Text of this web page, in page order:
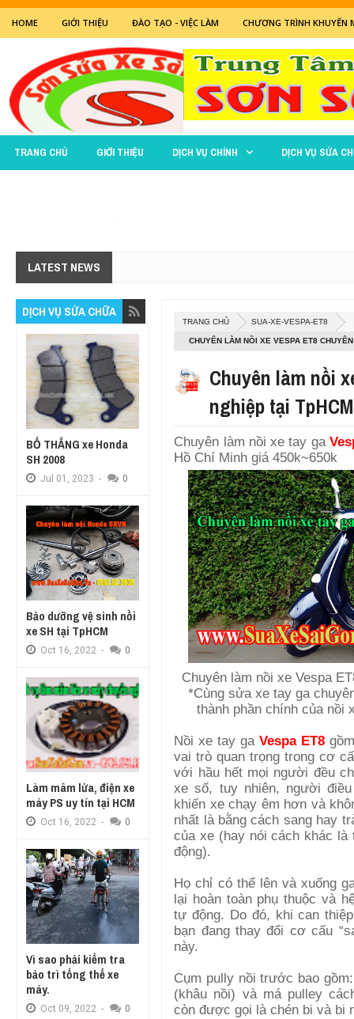
HOME GIỚI THIỆU ĐÀO TẠO - VIỆC LÀM CHƯƠNG TRÌNH KHUYẾN
TRANG CHỦ GIỚI THIỆU DỊCH VỤ CHÍNH DỊCH VỤ SỬA
LATEST NEWS
TRANG CHỦ SUA-XE-VESPA-ET8
CHUYÊN LÀM NỒI XE VESPA ET8
Chuyên làm nồi
nghiệp tại TpHCM
Chuyên làm nồi xe tay ga
Hồ Chí Minh giá 450k~650k
Chuyên làm nồi xe Vespa
*Cùng sửa xe tay ga
thành phần chính của nồi
Nồi xe tay ga Vespa ET8
vai trò quan trọng trong cơ
với hầu hết mọi người đều
xe số, tuy nhiên, người
khiến xe chạy êm hơn và
nhất là bằng cách sang hay
của xe (hay nói cách khác là
động).
Họ chỉ có thể lên và xuống
lại hoàn toàn phụ thuộc và
tự động. Do đó, khi can
bạn đang thay đổi cơ cấu
này.
Cụm pully nồi trước bao
(khâu nồi) và má pulley
còn được gọi là chén bi và bi
DỊCH VỤ SỬA CHỮA
BỐ THẮNG xe Honda
SH 2008
Jul 01, 2023 - 0
Bảo dưỡng vệ sinh nồi
xe SH tại TpHCM
Oct 16, 2022 - 0
Làm mâm lửa, điện xe
máy PS uy tín tại HCM
Oct 16, 2022 - 0
Vì sao phải kiểm tra
bảo trì tổng thể xe
máy.
Oct 09, 2022 - 0